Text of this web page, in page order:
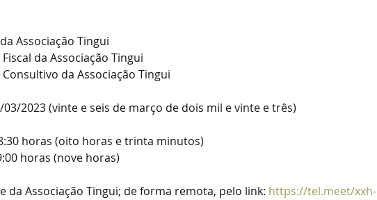
Associação Tingui
da Associação Tingui
da Associação Tingui
03/2023 (vinte e seis de março de dois mil e vinte e três)
horas (oito horas e trinta minutos)
09:00 horas (nove horas)
da Associação Tingui; de forma remota, pelo link: https://tel.meet/xxh-